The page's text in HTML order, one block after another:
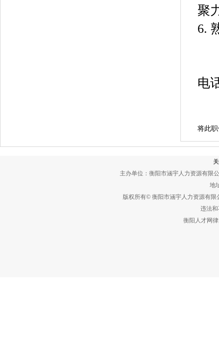
聚
6.
电
将此
主办单位：衡阳市涵宇人力资源有限
地
版权所有© 衡阳市涵宇人力资源有
违法和
衡阳人才网